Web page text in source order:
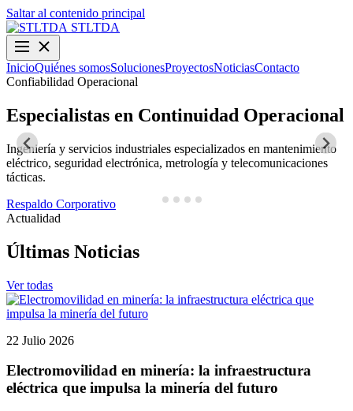
Saltar al contenido principal
STLTDA
InicioQuiénes somosSolucionesProyectosNoticiasContacto
Confiabilidad Operacional
Especialistas en Continuidad Operacional
Ingeniería y servicios industriales especializados en mantenimiento
eléctrico, seguridad electrónica, metrología y telecomunicaciones
tácticas.
Respaldo Corporativo
Actualidad
Últimas Noticias
Ver todas
22 Julio 2026
Electromovilidad en minería: la infraestructura
eléctrica que impulsa la minería del futuro